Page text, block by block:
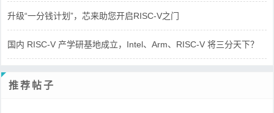
升级“一分钱计划”，芯来助您开启RISC-V之门
国内 RISC-V 产学研基地成立，Intel、Arm、RISC-V 将三分天下？
推荐帖子